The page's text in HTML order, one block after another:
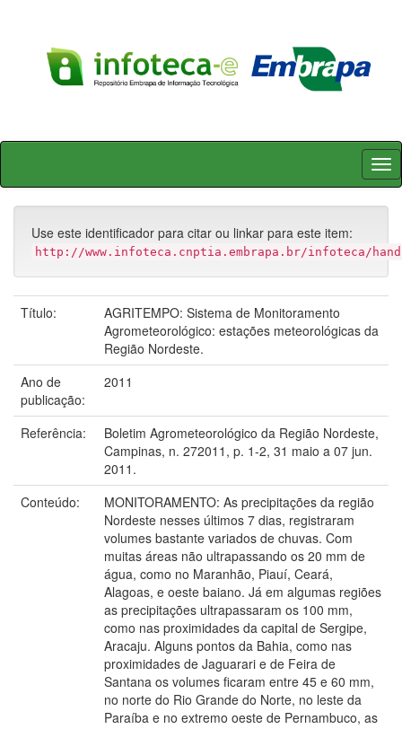
Skip
Use este identificador para citar ou linkar para este item:
http://www.infoteca.cnptia.embrapa.br/infoteca/
Título:
AGRITEMPO: Sistema de Monitoramento
Agrometeorológico: estações meteorológicas da
Região Nordeste.
Ano de
publicação:
2011
Referência:
Boletim Agrometeorológico da Região Nordeste,
Campinas, n. 272011, p. 1-2, 31 maio a 07 jun.
2011.
Conteúdo:
MONITORAMENTO: As precipitações da região
Nordeste nesses últimos 7 dias, registraram
volumes bastante variados de chuvas. Com
muitas áreas não ultrapassando os 20 mm de
água, como no Maranhão, Piauí, Ceará,
Alagoas, e oeste baiano. Já em algumas regiões
as precipitações ultrapassaram os 100 mm,
como nas proximidades da capital de Sergipe,
Aracaju. Alguns pontos da Bahia, como nas
proximidades de Jaguarari e de Feira de
Santana os volumes ficaram entre 45 e 60 mm,
no norte do Rio Grande do Norte, no leste da
Paraíba e no extremo oeste de Pernambuco, as